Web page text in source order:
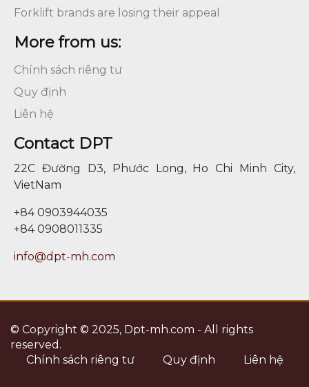
Forklift brands are losing their appeal
More from us:
Chính sách riêng tư
Quy định
Liên hệ
Contact DPT
22C Đường D3, Phước Long, Ho Chi Minh City,
VietNam
+84 0903944035
+84 0908011335
info@dpt-mh.com
© Copyright © 2025, Dpt-mh.com - All rights
reserved.
Chính sách riêng tư
Quy định Liên hệ